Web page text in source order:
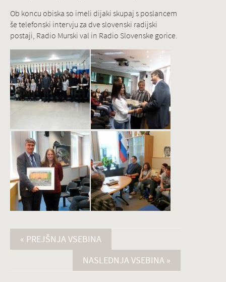
Ob koncu obiska so imeli dijaki skupaj s poslancem
še telefonski intervju za dve slovenski radijski
postaji, Radio Murski val in Radio Slovenske gorice.
« PREJŠNJA VSEBINA
NASLEDNJA VSEBINA »